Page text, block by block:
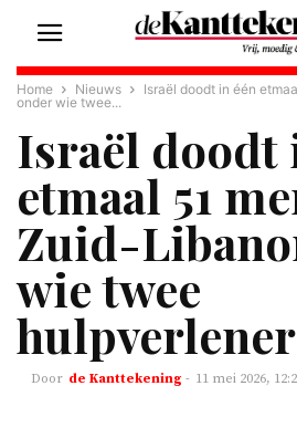
Home Nieuws
Israël doodt in één
onder wie twee...
Israël doodt
etmaal 51
Zuid-
wie twee
de Kanttekening - 11 mei 2026,